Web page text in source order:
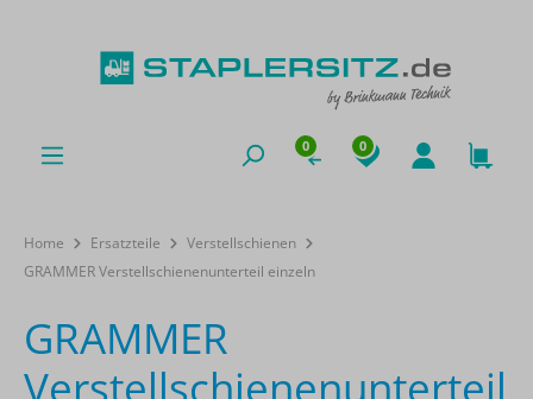
0 0
Home Ersatzteile
Verstellschienen
GRAMMER Verstellschienenunterteil einzeln
GRAMMER